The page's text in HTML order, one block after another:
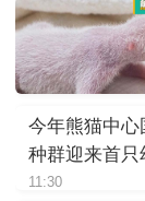
今年熊猫中
种群迎来首只
11:30